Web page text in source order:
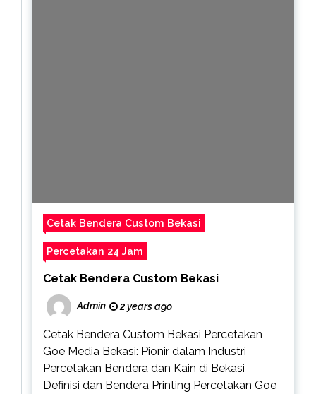
Cetak Bendera Custom Bekasi
Percetakan 24 Jam
Cetak Bendera Custom Bekasi
Admin 2 years ago
Cetak Bendera Custom Bekasi Percetakan
Goe Media Bekasi: Pionir dalam Industri
Percetakan Bendera dan Kain di Bekasi
Definisi dan Bendera Printing Percetakan Goe